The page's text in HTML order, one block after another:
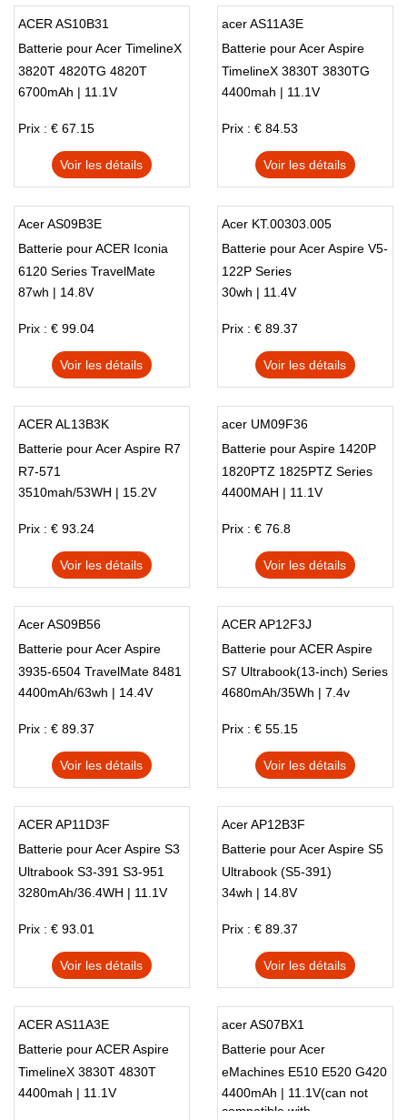
ACER AS10B31
Batterie pour Acer TimelineX
3820T 4820TG 4820T
5820T series
6700mAh | 11.1V
Prix : € 67.15
Voir les détails
acer AS11A3E
Batterie pour Acer Aspire
TimelineX 3830T 3830TG
Series
4400mah | 11.1V
Prix : € 84.53
Voir les détails
Acer AS09B3E
Batterie pour ACER Iconia
6120 Series TravelMate
8372 Series
87wh | 14.8V
Prix : € 99.04
Voir les détails
Acer KT.00303.005
Batterie pour Acer Aspire V5-
122P Series
30wh | 11.4V
Prix : € 89.37
Voir les détails
ACER AL13B3K
Batterie pour Acer Aspire R7
R7-571
3510mah/53WH | 15.2V
Prix : € 93.24
Voir les détails
acer UM09F36
Batterie pour Aspire 1420P
1820PTZ 1825PTZ Series
4400MAH | 11.1V
Prix : € 76.8
Voir les détails
Acer AS09B56
Batterie pour Acer Aspire
3935-6504 TravelMate 8481
8481G
4400mAh/63wh | 14.4V
Prix : € 89.37
Voir les détails
ACER AP12F3J
Batterie pour ACER Aspire
S7 Ultrabook(13-inch) Series
4680mAh/35Wh | 7.4v
Prix : € 55.15
Voir les détails
ACER AP11D3F
Batterie pour Acer Aspire S3
Ultrabook S3-391 S3-951
3280mAh/36.4WH | 11.1V
Prix : € 93.01
Voir les détails
Acer AP12B3F
Batterie pour Acer Aspire S5
Ultrabook (S5-391)
34wh | 14.8V
Prix : € 89.37
Voir les détails
ACER AS11A3E
Batterie pour ACER Aspire
TimelineX 3830T 4830T
5830T Series
4400mah | 11.1V
acer AS07BX1
Batterie pour Acer
eMachines E510 E520 G420
G520 G620 G720 Series
4400mAh | 11.1V(can not
compatible with